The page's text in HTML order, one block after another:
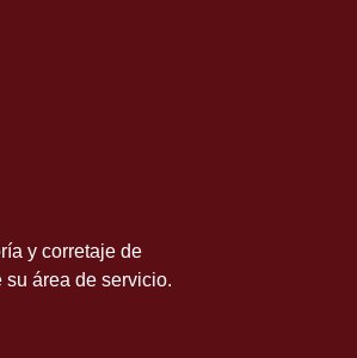
y corretaje de
área de servicio.